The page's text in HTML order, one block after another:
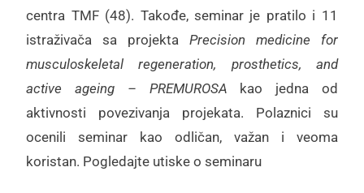
centra TMF (48). Takođe, seminar je pratilo i 11
istraživača sa projekta Precision medicine for
musculoskeletal regeneration, prosthetics, and
active ageing – PREMUROSA kao jedna od
aktivnosti povezivanja projekata. Polaznici su
ocenili seminar kao odličan, važan i veoma
koristan. Pogledajte utiske o seminaru